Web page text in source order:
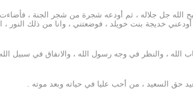
الله جل جلاله ، ثم أودعه شجرة من شجر الجنة ،
خديجة بنت خويلد ، فوضعتني ، وانا من ذلك النور ،
الله ، والنظر في وجه رسول الله ، والانفاق في سبيل الله
حق السعيد ، من أحب عليا في حياته وبعد موته .